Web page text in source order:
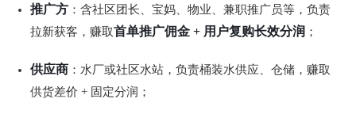
推广方 ：含社区团长、宝妈、物业、兼职推广员等，负责
拉新获客，赚取首单推广佣金 + 用户复购长效分润 ；
供应商 ：水厂或社区水站，负责桶装水供应、仓储，赚取
供货差价 + 固定分润；